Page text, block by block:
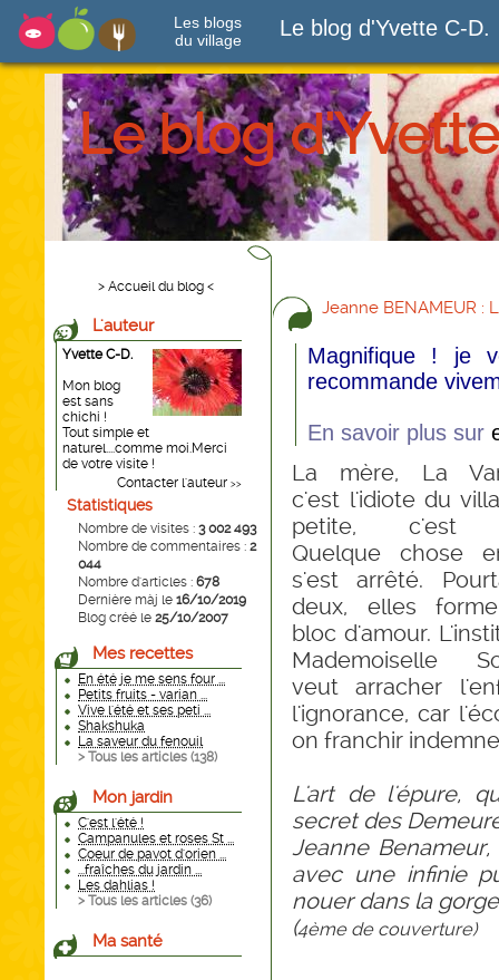
Les blogs
du village
Le blog d'Yvette C-D.
Le blog
> Accueil du blog <
L'auteur
Yvette C-D.
Mon blog
est sans
chichi !
Tout simple et
naturel....comme moi.Merci
de votre visite !
Contacter l'auteur >>
Statistiques
Nombre de visites : 3 002 493
Nombre de commentaires : 2
044
Nombre d'articles : 678
Dernière màj le 16/10/2019
Blog créé le 25/10/2007
Mes recettes
En été je me sens four ...
Petits fruits - varian ...
Vive l'été et ses peti ...
Shakshuka
La saveur du fenouil
> Tous les articles (138)
Mon jardin
C'est l'été !
Campanules et roses St ...
Coeur de pavot d'orien ...
...fraîches du jardin ...
Les dahlias !
> Tous les articles (36)
Ma santé
Jeanne BENAMEUR :
Magnifique ! je
recommande
En savoir plus sur
La mère, La
c'est l'idiote du
petite, c'est
Quelque chose
s'est arrêté.
deux, elles
bloc d'amour.
Mademoiselle
veut arracher
l'ignorance, car
on franchir
L'art de l'épure,
secret des
Jeanne
avec une infinie
nouer dans la
(4ème de couverture)